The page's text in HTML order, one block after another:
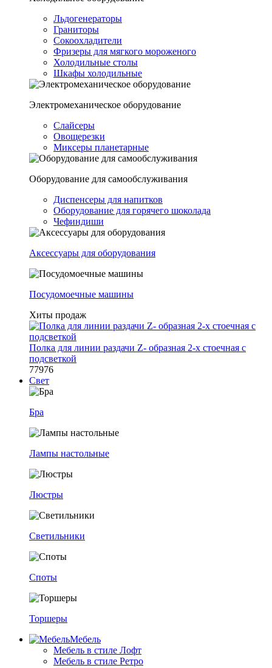
Льдогенераторы
Граниторы
Сокоохладители
Фризеры для мягкого мороженого
Холодильные столы
Шкафы холодильные
Электромеханическое оборудование
Слайсеры
Овощерезки
Миксеры планетарные
Оборудование для самообслуживания
Диспенсеры для напитков
Оборудование для горячего шоколада
Чефиндиши
Аксессуары для оборудования
Посудомоечные машины
Хиты продаж
Полка для линии раздачи Z- образная 2-х стоечная с
подсветкой
77976
Свет
Бра
Лампы настольные
Люстры
Светильники
Споты
Торшеры
Мебель
Мебель в стиле Лофт
Мебель в стиле Ретро